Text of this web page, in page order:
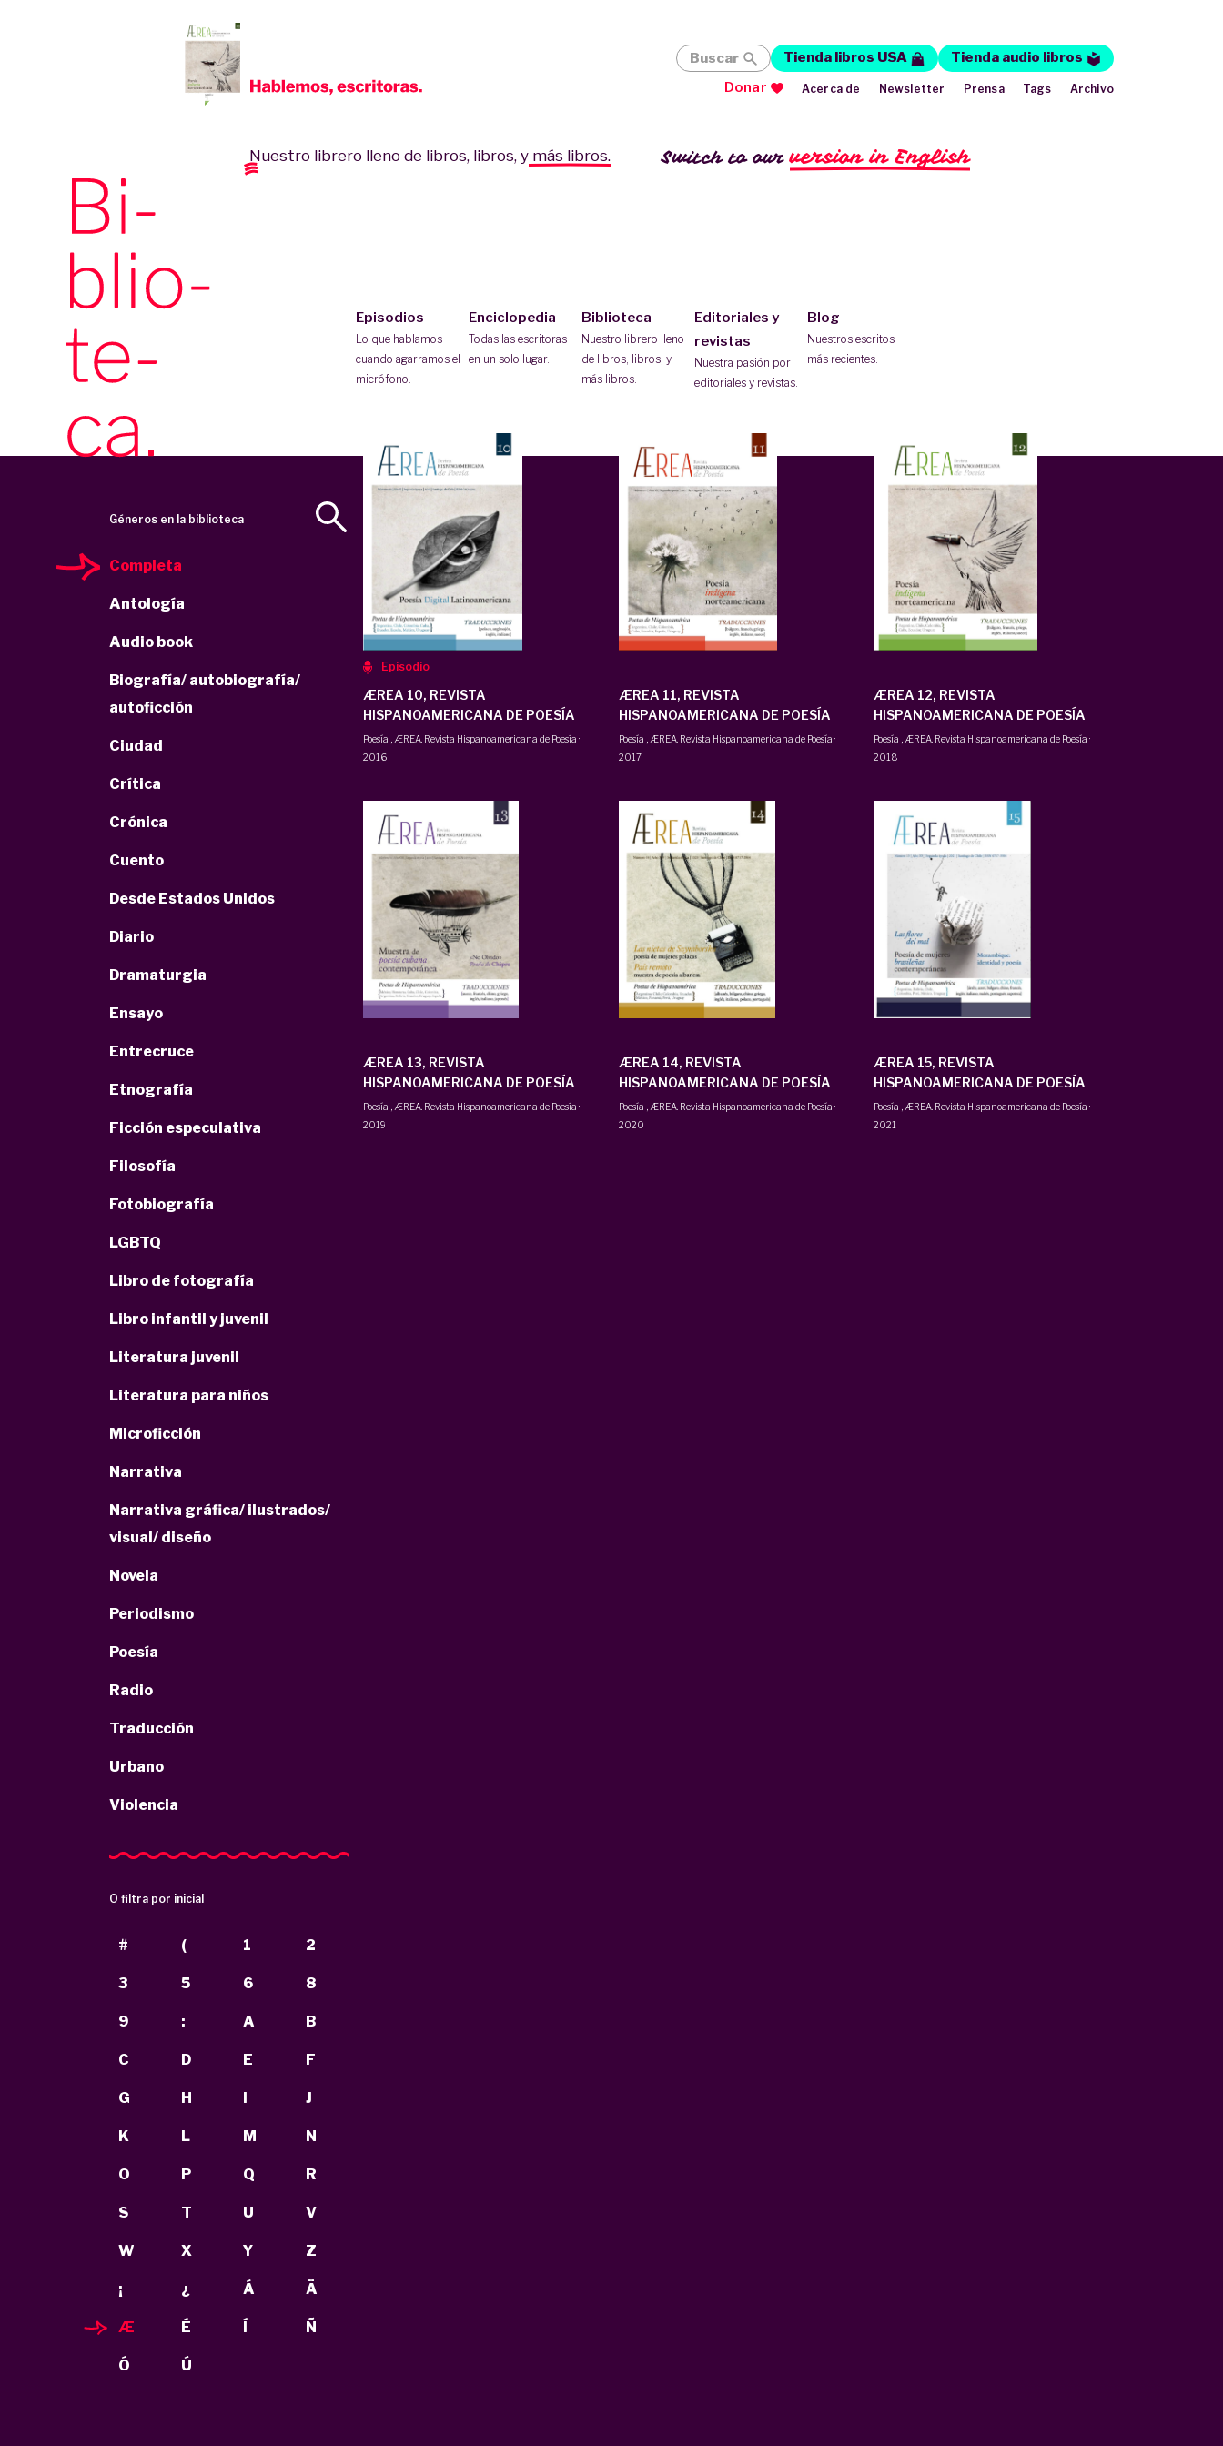
Nuestro librero lleno de libros, libros, y más libros. Switch to ourversion in English
Episodios
Lo que hablamos
cuando agarramos el
micrófono.
Enciclopedia
Todas las escritoras
en un solo lugar.
Biblioteca
Nuestro librero lleno
de libros, libros, y
más libros.
Editoriales y
revistas
Nuestra pasión por
editoriales y revistas.
Blog
Nuestros escritos
más recientes.
Buscar Tienda libros USA
Tienda audio libros
Donar
Acerca de Newsletter Prensa Tags Archivo
Géneros en la biblioteca
Completa
Antología
Audio book
Biografía/ autobiografía/
autoficción
Ciudad
Crítica
Crónica
Cuento
Desde Estados Unidos
Diario
Dramaturgia
Ensayo
Entrecruce
Etnografía
Ficción especulativa
Filosofía
Fotobiografía
LGBTQ
Libro de fotografía
Libro infantil y juvenil
Literatura juvenil
Literatura para niños
Microficción
Narrativa
Narrativa gráfica/ ilustrados/
visual/ diseño
Novela
Periodismo
Poesía
Radio
Traducción
Urbano
Violencia
O filtra por inicial
# ( 1 2
3 5 6 8
9 : A B
C D E F
G H I J
K L M N
O P Q R
S T U V
W X Y Z
¡ ¿ Á Ä
Æ É Í Ñ
Ó Ú
Episodio
ÆREA 10, REVISTA
HISPANOAMERICANA DE POESÍA
Poesía ÆREA. Revista Hispanoamericana de Poesía ·
2016
ÆREA 11, REVISTA
HISPANOAMERICANA DE POESÍA
Poesía ÆREA. Revista Hispanoamericana de Poesía ·
2017
ÆREA 12, REVISTA
HISPANOAMERICANA DE POESÍA
Poesía ÆREA. Revista Hispanoamericana de Poesía ·
2018
ÆREA 13, REVISTA
HISPANOAMERICANA DE POESÍA
Poesía ÆREA. Revista Hispanoamericana de Poesía ·
2019
ÆREA 14, REVISTA
HISPANOAMERICANA DE POESÍA
Poesía ÆREA. Revista Hispanoamericana de Poesía ·
2020
ÆREA 15, REVISTA
HISPANOAMERICANA DE POESÍA
Poesía ÆREA. Revista Hispanoamericana de Poesía ·
2021